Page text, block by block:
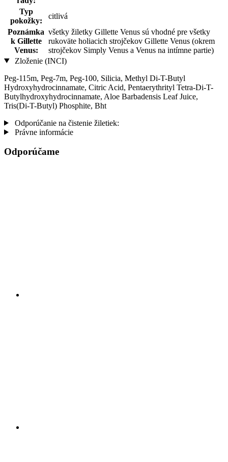
Typ
pokožky:
citlivá
Poznámka
k Gillette
Venus:
všetky žiletky Gillette Venus sú vhodné pre všetky
rukoväte holiacich strojčekov Gillette Venus (okrem
strojčekov Simply Venus a Venus na intímne partie)
Zloženie (INCI)
Peg-115m, Peg-7m, Peg-100, Silicia, Methyl Di-T-Butyl
Hydroxyhydrocinnamate, Citric Acid, Pentaerythrityl Tetra-Di-T-
Butylhydroxyhydrocinnamate, Aloe Barbadensis Leaf Juice,
Tris(Di-T-Butyl) Phosphite, Bht
Odporúčanie na čistenie žiletiek:
Právne informácie
Odporúčame